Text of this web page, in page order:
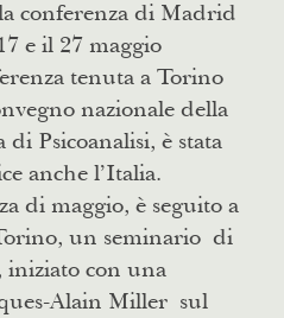
conferenza di Madrid
e il 27 maggio
tenuta a Torino
nazionale della
Psicoanalisi, è stata
anche l’Italia.
di maggio, è seguito a
un seminario di
iniziato con una
Alain Miller sul